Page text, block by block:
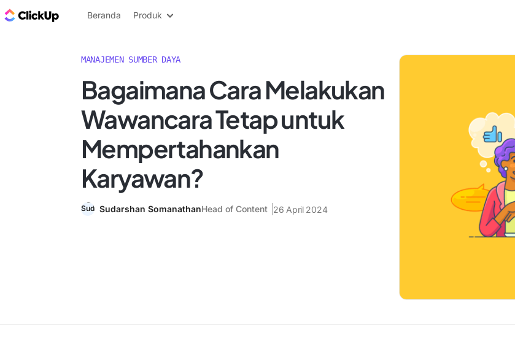
Blog ClickUp
Beranda Produk
MANAJEMEN SUMBER DAYA
Bagaimana Cara Melakukan
Wawancara Tetap untuk
Mempertahankan
Karyawan?
Sudarshan SomanathanHead of Content 26 April 2024